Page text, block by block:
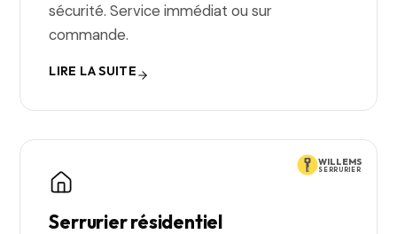
sécurité. Service immédiat ou sur
commande.
LIRE LA SUITE
WILLEMS
SERRURIER
Serrurier résidentiel